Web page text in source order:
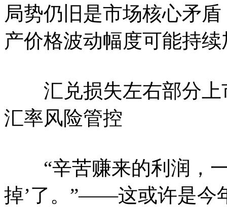
局势仍旧是市场核心矛
产价格波动幅度可能持
汇兑损失左右部分上
汇率风险管控
“辛苦赚来的利润，一
掉’了。”——这或许是今